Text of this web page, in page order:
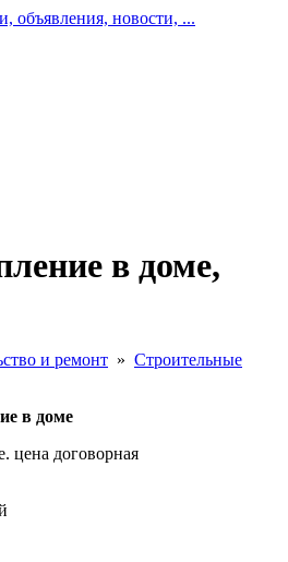
объявления, новости, ...
в доме,
и ремонт » Строительные
в доме
цена договорная